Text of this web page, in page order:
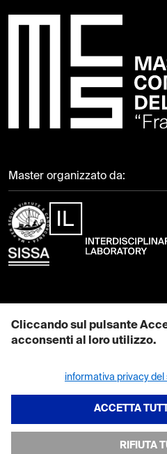
Master organizzato da:
Contattaci
CF: 80035060328
Cliccando sul pulsante
acconsenti al loro utilizzo.
informativa privacy del
RIFIUTA
ACCETTA
REVOCA CONSENSO